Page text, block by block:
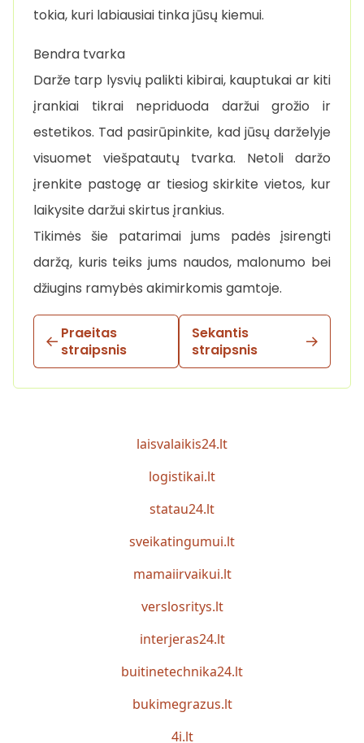
tokia, kuri labiausiai tinka jūsų kiemui.
Bendra tvarka
Darže tarp lysvių palikti kibirai, kauptukai ar kiti
įrankiai tikrai nepriduoda daržui grožio ir
estetikos. Tad pasirūpinkite, kad jūsų darželyje
visuomet viešpatautų tvarka. Netoli daržo
įrenkite pastogę ar tiesiog skirkite vietos, kur
laikysite daržui skirtus įrankius.
Tikimės šie patarimai jums padės įsirengti
daržą, kuris teiks jums naudos, malonumo bei
džiugins ramybės akimirkomis gamtoje.
Praeitas
straipsnis
Sekantis
straipsnis
laisvalaikis24.lt
logistikai.lt
statau24.lt
sveikatingumui.lt
mamaiirvaikui.lt
verslosritys.lt
interjeras24.lt
buitinetechnika24.lt
bukimegrazus.lt
4i.lt